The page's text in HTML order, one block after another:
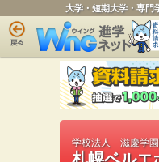
大学・短期大学・専門
学校法人 滋慶学園